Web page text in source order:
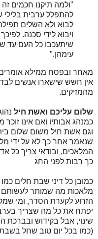
"ולמה תיקנו חכמים
להתפלל ערבית
לבוא ולא השלים
ויבוא לידי סכנה.
שיתעכבו כל העם עד
עימהן."
מאחר ובפסח ממילא
אין חשש שישארו אנשים
מהמזיקים.
שלום עליכם ואשת חיל
כמנהג אבותיו ואם אינו
וגם אשת חיל משום שלום
שנאמר אחר כך לא על ידי
המלאכים, ובודאי צריך כל
כך רבות לפני החג
כמובן כל דיני שבת חלים
מלאכות מה שמותר לעשותם
הזרוע לקערת הסדר, ומי
יפתח את כל מה שצריך
שינוי, אבל בקידוש ובברכת
(כמו בכל יום טוב שחל